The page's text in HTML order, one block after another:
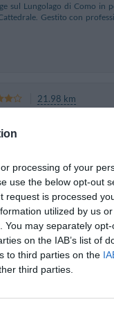
processing of your
use the below opt-out
request is processed
utilized by us
may separately
on the IAB’s list of
to third parties on the
third parties.
sul Lungolago di Como in
Gestito con
21.98 km
charme ricavato in
La struttura è
22.43 km
3 stelle di Como situato a
discreto e tranquillo si